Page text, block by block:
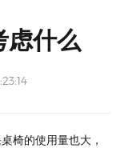
虑什么
椅的使用量也大，